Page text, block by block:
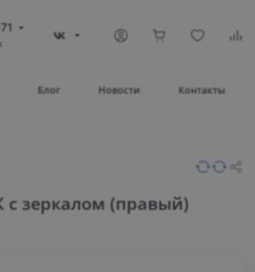
Блог Новости Контакты
зеркалом (правый)